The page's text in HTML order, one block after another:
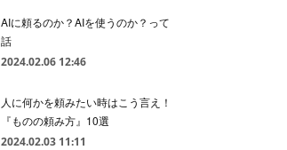
AIに頼るのか？AIを使うのか？って
話
2024.02.06 12:46
人に何かを頼みたい時はこう言え！
『ものの頼み方』10選
2024.02.03 11:11